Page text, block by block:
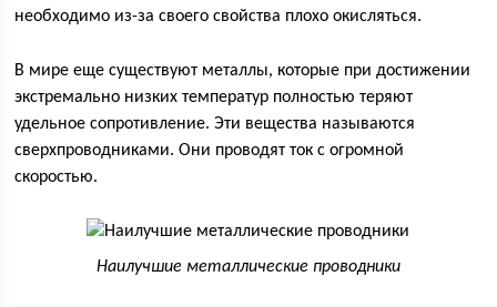
необходимо из-за своего свойства плохо окисляться.
В мире еще существуют металлы, которые при достижении
экстремально низких температур полностью теряют
удельное сопротивление. Эти вещества называются
сверхпроводниками. Они проводят ток с огромной
скоростью.
Наилучшие металлические проводники